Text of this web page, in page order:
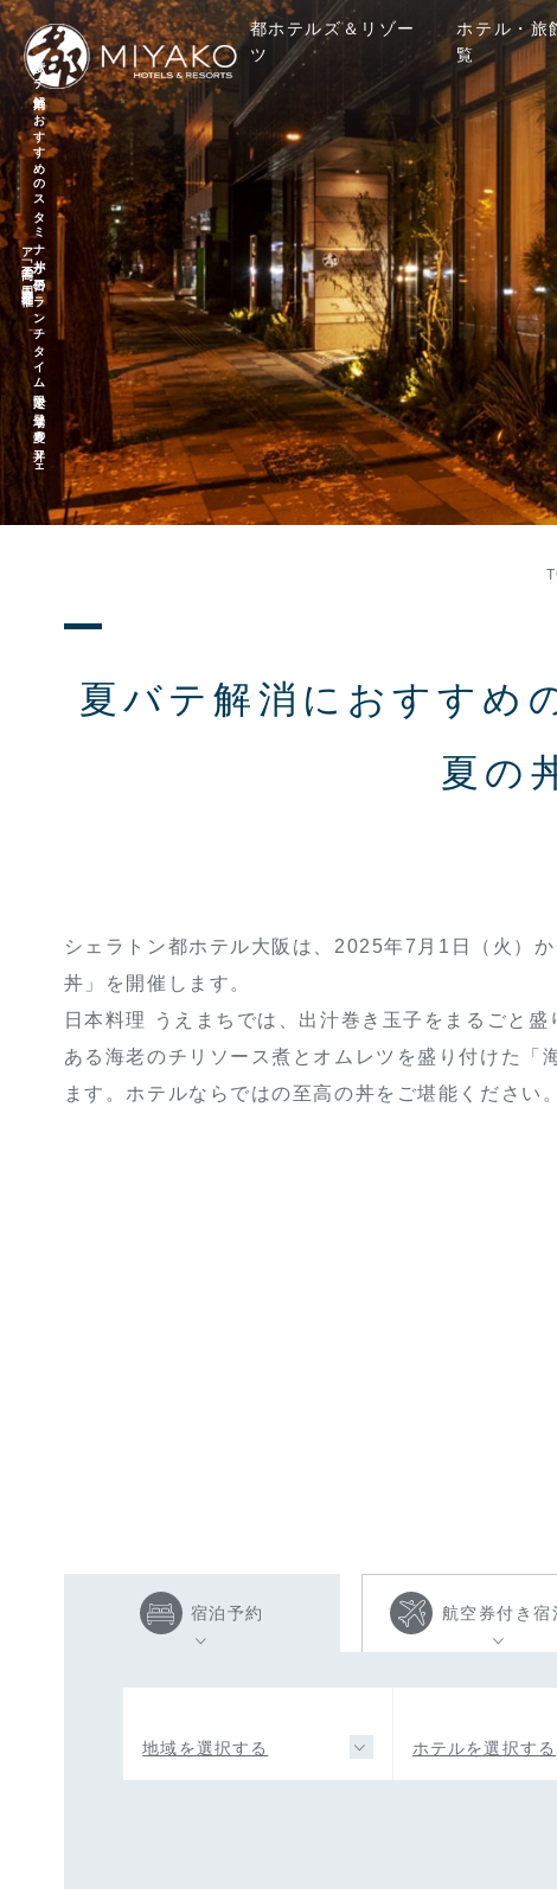
夏バ
テ
解消に
お
す
す
め
の
ス
タ
ミ
ナ
丼が
平日の
ラ
ン
チ
タ
イ
ム
限定で
登場
夏の
丼フ
ェ
ア「至高の
四天丼」開催
都ホテルズ＆リゾー
ツ
ホテル・旅
覧
夏バテ解消におすすめ
夏の
シェラトン都ホテル大阪は、2025年7月1日（火）
丼」を開催します。
日本料理 うえまちでは、出汁巻き玉子をまるごと
ある海老のチリソース煮とオムレツを盛り付けた「
ます。ホテルならではの至高の丼をご堪能ください。
宿泊予約 航空券付き宿
地域を選択する ホテルを選択する